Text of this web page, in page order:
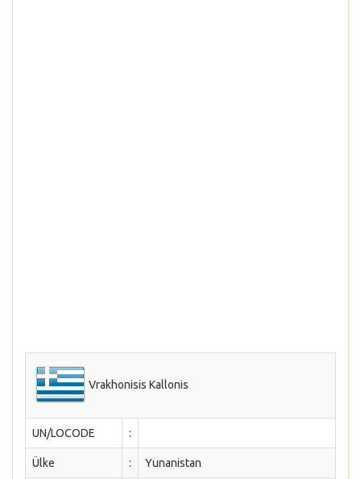
Vrakhonisis Kallonis
UN/LOCODE :
Ülke : Yunanistan